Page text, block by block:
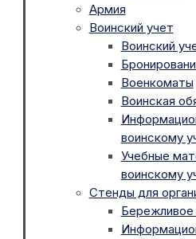
Армия
Воинский учет
Воинский
Военкоматы
Воинская
воинскому
Учебные
воинскому
Стенды для
Бережливое